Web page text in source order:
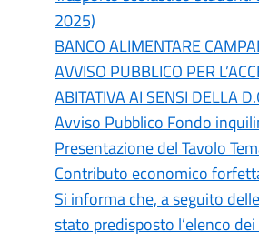
2025)
BANCO ALIMENTARE
AVVISO PUBBLICO PER
ABITATIVA AI SENSI DELLA
Avviso Pubblico Fondo
Presentazione del Tavolo
Contributo economico
Si informa che, a seguito
stato predisposto l’elenco